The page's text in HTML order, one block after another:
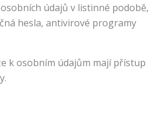
údajů v listinné podobě,
hesla, antivirové programy
k osobním údajům mají přístup